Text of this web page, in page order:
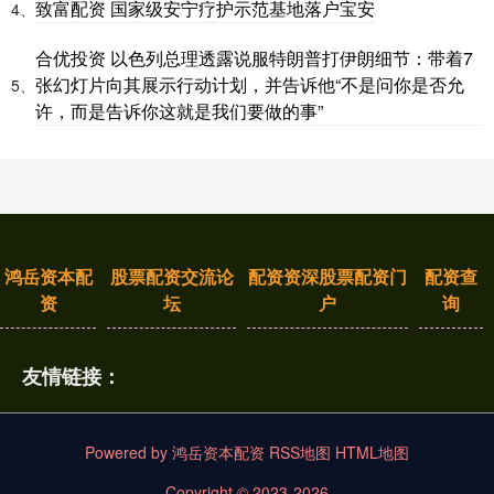
4、 致富配资 国家级安宁疗护示范基地落户宝安
5、
合优投资 以色列总理透露说服特朗普打伊朗细节：带着7
张幻灯片向其展示行动计划，并告诉他“不是问你是否允
许，而是告诉你这就是我们要做的事”
鸿岳资本配
资
股票配资交流论
坛
配资资深股票配资门
户
配资查
询
友情链接：
Powered by 鸿岳资本配资 RSS地图 HTML地图